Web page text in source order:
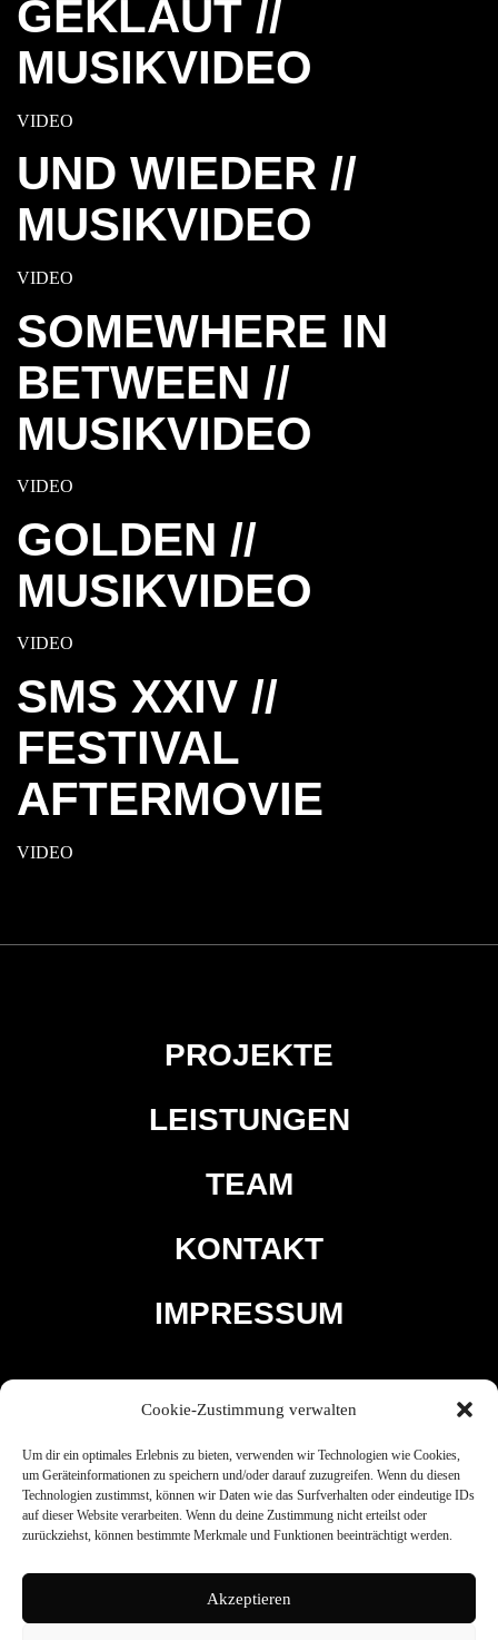
Cookie-Zustimmung verwalten
Um dir ein optimales Erlebnis zu bieten, verwenden wir Technologien wie Cookies,
um Geräteinformationen zu speichern und/oder darauf zuzugreifen. Wenn du diesen
Technologien zustimmst, können wir Daten wie das Surfverhalten oder eindeutige IDs
auf dieser Website verarbeiten. Wenn du deine Zustimmung nicht erteilst oder
zurückziehst, können bestimmte Merkmale und Funktionen beeinträchtigt werden.
Akzeptieren
GEKLAUT //
MUSIKVIDEO
VIDEO
UND WIEDER //
MUSIKVIDEO
VIDEO
SOMEWHERE IN
BETWEEN //
MUSIKVIDEO
VIDEO
GOLDEN //
MUSIKVIDEO
VIDEO
SMS XXIV //
FESTIVAL
AFTERMOVIE
VIDEO
PROJEKTE
LEISTUNGEN
TEAM
KONTAKT
IMPRESSUM
© 2023, Niklas Junger